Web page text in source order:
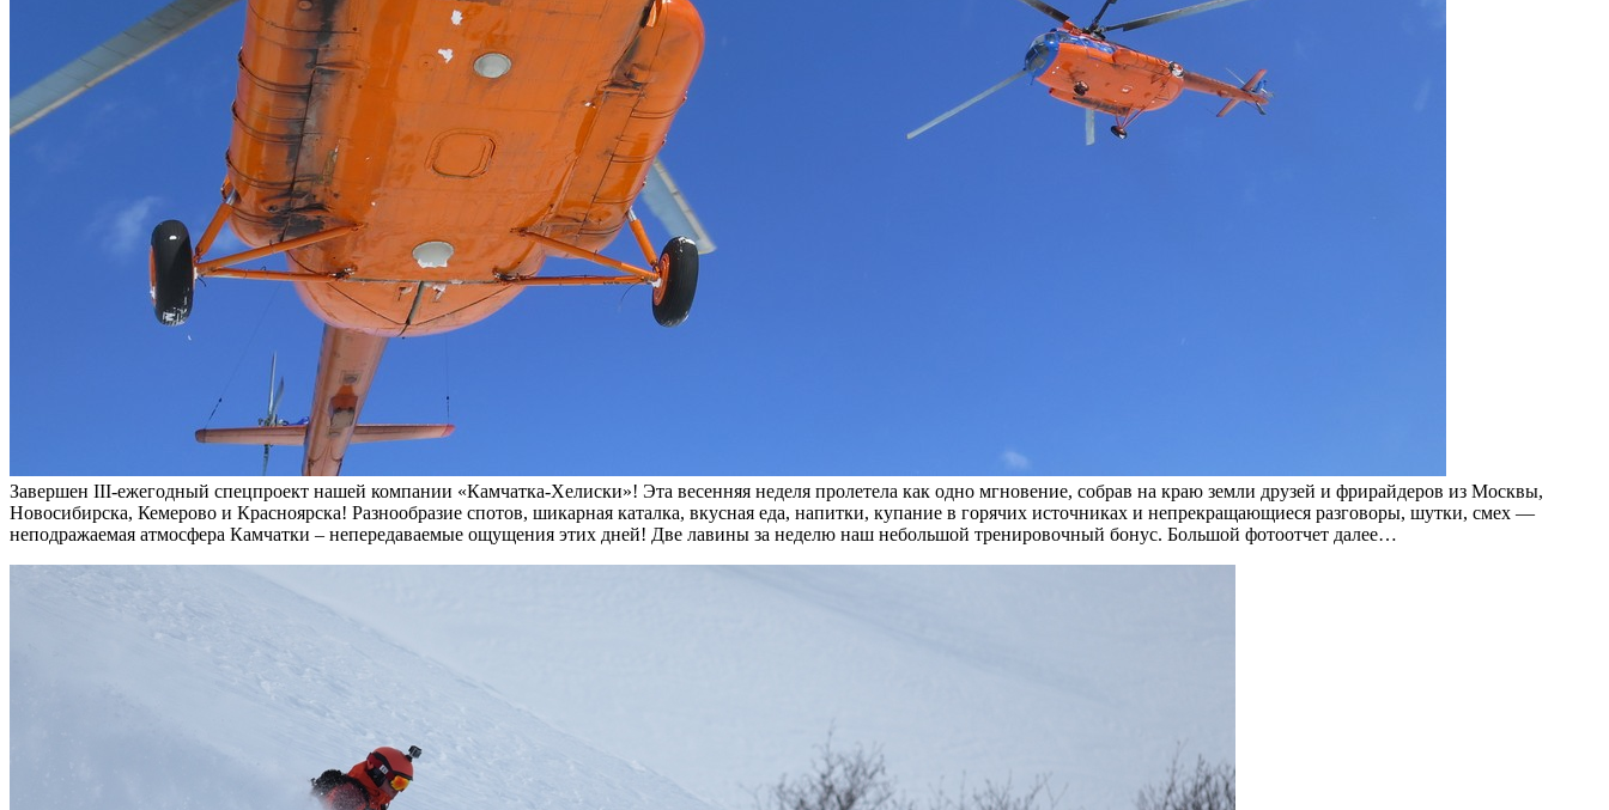
Завершен III-ежегодный спецпроект нашей компании «Камчатка-Хелиски»! Эта весенняя неделя пролетела как одно мгновение, собрав на краю земли друзей и фрирайдеров из Москвы,
Новосибирска, Кемерово и Красноярска! Разнообразие спотов, шикарная каталка, вкусная еда, напитки, купание в горячих источниках и непрекращающиеся разговоры, шутки, смех —
неподражаемая атмосфера Камчатки – непередаваемые ощущения этих дней! Две лавины за неделю наш небольшой тренировочный бонус. Большой фотоотчет далее…